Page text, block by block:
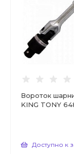
Вороток
KING TONY
Доступно к